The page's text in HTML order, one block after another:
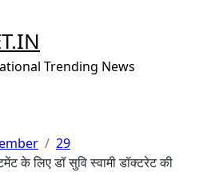
Trending News
29
के लिए डॉ सुवि स्वामी डॉक्टरेट की